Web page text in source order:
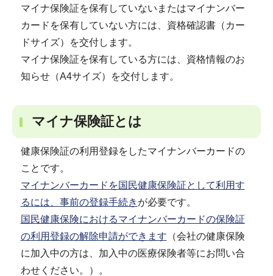
マイナ保険証を保有していないまたはマイナンバー
カードを保有していない方には、資格確認書（カー
ドサイズ）を交付します。
マイナ保険証を保有している方には、資格情報のお
知らせ（A4サイズ）を交付します。
マイナ保険証とは
健康保険証の利用登録をしたマイナンバーカードの
ことです。
マイナンバーカードを国民健康保険証として利用す
るには、事前の登録手続き が必要です。
国民健康保険におけるマイナンバーカードの保険証
の利用登録の解除申請ができます （会社の健康保険
に加入中の方は、加入中の医療保険者等にお問い合
わせください。）。